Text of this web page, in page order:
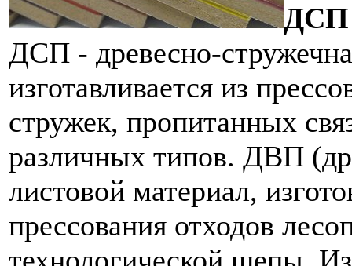
ДСП
ДСП - древесно-
изготавливается из
стружек, пропитанных
различных типов. ДВП
листовой материал,
прессования отходов
технологической щепы.